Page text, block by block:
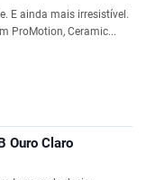
E ainda mais irresistível.
ProMotion, Ceramic...
Ouro Claro